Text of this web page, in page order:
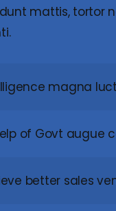
mattis, tortor
magna
of Govt augue
better sales